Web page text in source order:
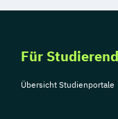
Für
Übersicht Studienportale